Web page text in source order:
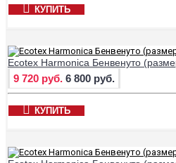
КУПИТЬ
Ecotex Harmonica Бенвенуто
9 720 руб. 6 800 руб.
КУПИТЬ